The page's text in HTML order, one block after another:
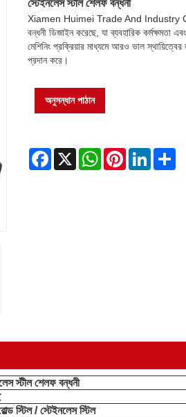
স্টেইনলেস স্টীল শেলফ বন্ধনী
Xiamen Huimei Trade And Industry
বন্ধনী ডিজাইন করেছে, যা ব্যবহারিক কর্মক্ষমতা
মেশিনিং প্রক্রিয়ার মাধ্যমে আরও ভাল
প্রদান করে।
অনুসন্ধান পাঠান
Facebook
X WhatsAppPinterestLinkedIn
স্টীল শেলফ বন্ধনী
স্টিল / স্টেইনলেস স্টিল